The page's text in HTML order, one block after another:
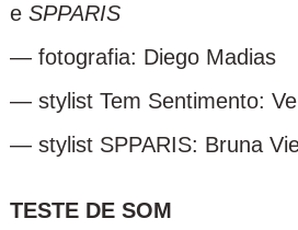
e SPPARIS
— fotografia: Diego Madias
— stylist Tem Sentimento:
— stylist SPPARIS: Bruna
TESTE DE SOM